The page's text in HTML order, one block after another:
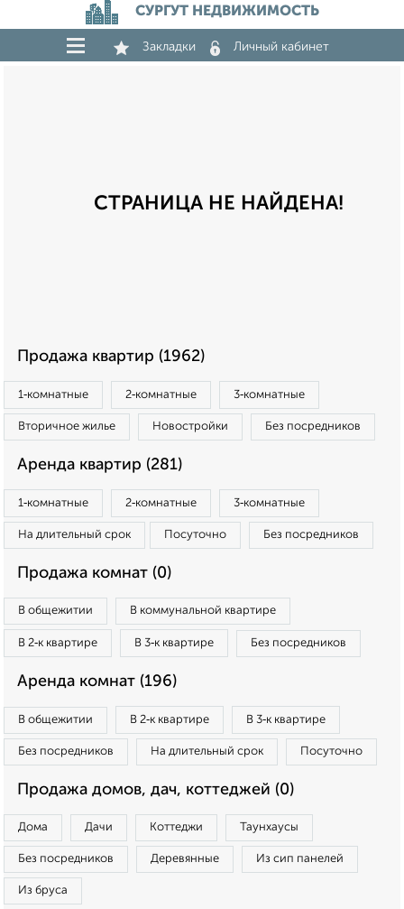
СУРГУТ НЕДВИЖИМОСТЬ
Закладки Личный кабинет
СТРАНИЦА НЕ НАЙДЕНА!
Продажа квартир (1962)
1‑комнатные 2‑комнатные 3‑комнатные
Вторичное жилье Новостройки Без посредников
Аренда квартир (281)
1‑комнатные 2‑комнатные 3‑комнатные
На длительный срок Посуточно Без посредников
Продажа комнат (0)
В общежитии В коммунальной квартире
В 2‑к квартире В 3‑к квартире Без посредников
Аренда комнат (196)
В общежитии В 2‑к квартире В 3‑к квартире
Без посредников На длительный срок Посуточно
Продажа домов, дач, коттеджей (0)
Дома Дачи Коттеджи Таунхаусы
Без посредников Деревянные Из сип панелей
Из бруса